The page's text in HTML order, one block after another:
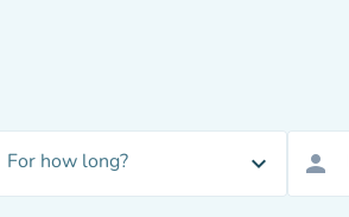
For how long? expand_more person